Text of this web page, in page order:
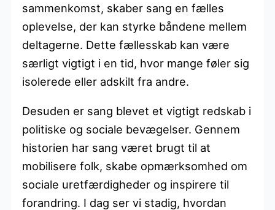
sammenkomst, skaber sang en fælles
oplevelse, der kan styrke båndene mellem
deltagerne. Dette fællesskab kan være
særligt vigtigt i en tid, hvor mange føler sig
isolerede eller adskilt fra andre.
Desuden er sang blevet et vigtigt redskab i
politiske og sociale bevægelser. Gennem
historien har sang været brugt til at
mobilisere folk, skabe opmærksomhed om
sociale uretfærdigheder og inspirere til
forandring. I dag ser vi stadig, hvordan